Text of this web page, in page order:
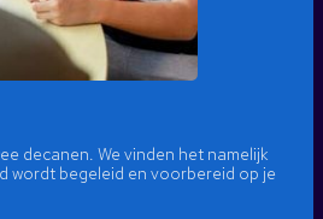
decanen. We vinden het namelijk
wordt begeleid en voorbereid op je